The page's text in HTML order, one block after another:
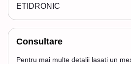
ETIDRONIC
Consultare
Pentru mai multe detalii lasati un